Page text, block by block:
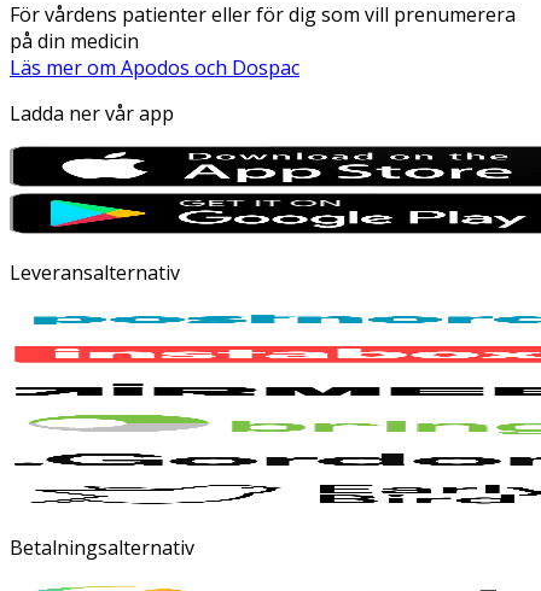
För vårdens patienter eller för dig som vill prenumerera
på din medicin
Läs mer om Apodos och Dospac
Ladda ner vår app
Leveransalternativ
Betalningsalternativ